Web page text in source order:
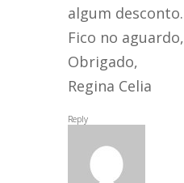
algum desconto.
Fico no aguardo,
Obrigado,
Regina Celia
Reply